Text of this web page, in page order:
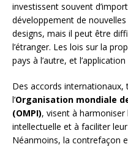
investissent souvent
développement de
designs, mais il peut être
l’étranger. Les lois sur la
pays à l’autre, et
Des accords internationaux,
l’Organisation mondiale
(OMPI), visent à
intellectuelle et à faciliter
Néanmoins, la contrefaçon